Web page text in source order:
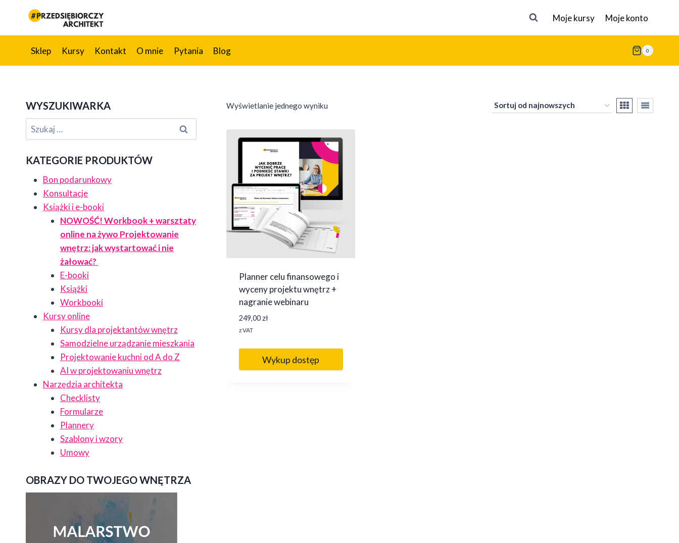
treści
Moje kursy Moje konto
Sklep Kursy Kontakt O mnie Pytania Blog 0
Wyświetlanie jednego wyniku
Planner celu finansowego i
wyceny projektu wnętrz +
nagranie webinaru
249,00 zł
z VAT
Wykup dostęp
WYSZUKIWARKA
Szukaj:
KATEGORIE PRODUKTÓW
Bon podarunkowy
Konsultacje
Książki i e-booki
NOWOŚĆ! Workbook + warsztaty
online na żywo Projektowanie
wnętrz: jak wystartować i nie
żałować?
E-booki
Książki
Workbooki
Kursy online
Kursy dla projektantów wnętrz
Samodzielne urządzanie mieszkania
Projektowanie kuchni od A do Z
AI w projektowaniu wnętrz
Narzędzia architekta
Checklisty
Formularze
Plannery
Szablony i wzory
Umowy
OBRAZY DO TWOJEGO WNĘTRZA